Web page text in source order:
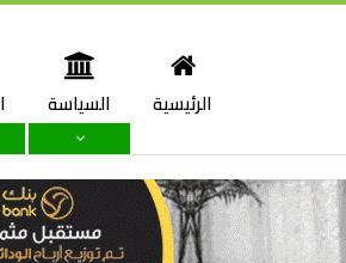
الرئيسية السياسة